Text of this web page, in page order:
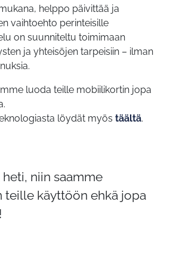
helppo päivittää ja
vaihtoehto perinteisille
on suunniteltu toimimaan
ja yhteisöjen tarpeisiin – ilman
luoda teille mobiilikortin jopa
löydät myös täältä.
niin saamme
teille käyttöön ehkä jopa